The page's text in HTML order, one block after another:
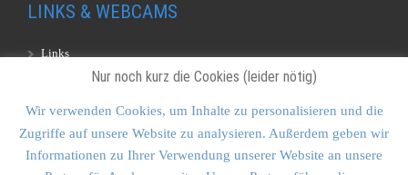
LINKS & WEBCAMS
Links
KONTAKT & SITEMAP
Nur noch kurz die Cookies (leider nötig)
Wir verwenden Cookies, um Inhalte zu personalisieren und die
Zugriffe auf unsere Website zu analysieren. Außerdem geben wir
Informationen zu Ihrer Verwendung unserer Website an unsere